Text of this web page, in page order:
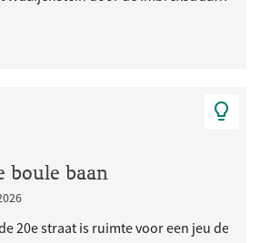
boule baan
20e straat is ruimte voor een jeu de